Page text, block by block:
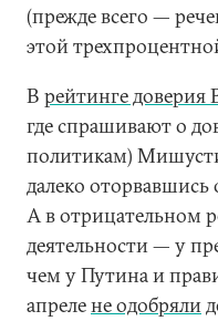
(прежде всего —
этой
В рейтинге
где спрашивают о
политикам)
далеко
А в отрицательном
деятельности — у
чем у Путина и
апрелене одобряли